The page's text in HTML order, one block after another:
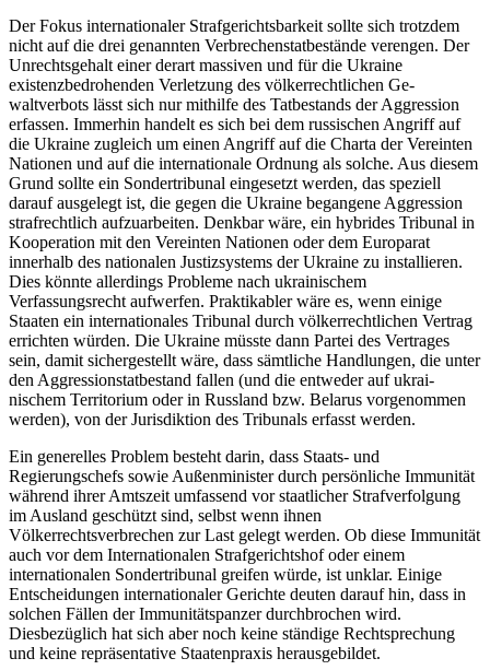
Der Fokus internationaler Strafgerichtsbarkeit sollte sich trotzdem
nicht auf die drei genannten Ver­brechenstatbestände verengen. Der
Unrechtsgehalt einer derart massiven und für die Ukraine
existenzbedrohenden Verletzung des völkerrechtlichen Ge­
waltverbots lässt sich nur mithilfe des Tatbestands der Aggression
erfassen. Immerhin handelt es sich bei dem russischen Angriff auf
die Ukraine zugleich um einen Angriff auf die Charta der Vereinten
Nationen und auf die internationale Ordnung als solche. Aus diesem
Grund sollte ein Sondertribunal eingesetzt werden, das speziell
darauf ausgelegt ist, die gegen die Ukraine begangene Aggression
strafrechtlich auf­zuarbeiten. Denkbar wäre, ein hybrides Tribunal in
Kooperation mit den Vereinten Nationen oder dem Europarat
innerhalb des nationalen Justizsystems der Ukraine zu installieren.
Dies könnte allerdings Pro­bleme nach ukrainischem
Verfassungsrecht aufwerfen. Praktikabler wäre es, wenn einige
Staaten ein internationales Tribunal durch völkerrechtlichen Vertrag
errichten würden. Die Ukraine müsste dann Partei des Vertrages
sein, damit sichergestellt wäre, dass sämtliche Handlungen, die unter
den Aggres­sionstatbestand fallen (und die entweder auf ukrai­
nischem Territorium oder in Russland bzw. Belarus vorgenommen
werden), von der Jurisdiktion des Tribunals erfasst werden.
Ein generelles Problem besteht darin, dass Staats- und
Regierungschefs sowie Außenminister durch persönliche Immunität
während ihrer Amtszeit um­fassend vor staatlicher Strafverfolgung
im Ausland geschützt sind, selbst wenn ihnen
Völkerrechtsverbrechen zur Last gelegt werden. Ob diese Immunität
auch vor dem Internationalen Strafgerichtshof oder einem
internationalen Sondertribunal greifen würde, ist unklar. Einige
Entscheidungen internationaler Gerichte deuten darauf hin, dass in
solchen Fällen der Immunitätspanzer durchbrochen wird.
Diesbezüglich hat sich aber noch keine ständige Rechtsprechung
und keine repräsentative Staatenpraxis herausge­bildet.